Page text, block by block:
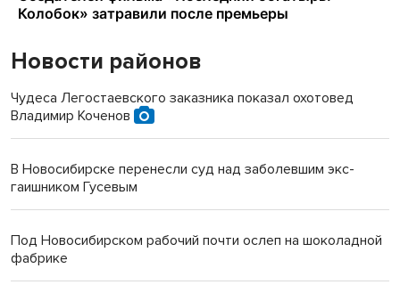
Новости районов
Чудеса Легостаевского заказника показал охотовед
Владимир Коченов
В Новосибирске перенесли суд над заболевшим экс-
гаишником Гусевым
Под Новосибирском рабочий почти ослеп на шоколадной
фабрике